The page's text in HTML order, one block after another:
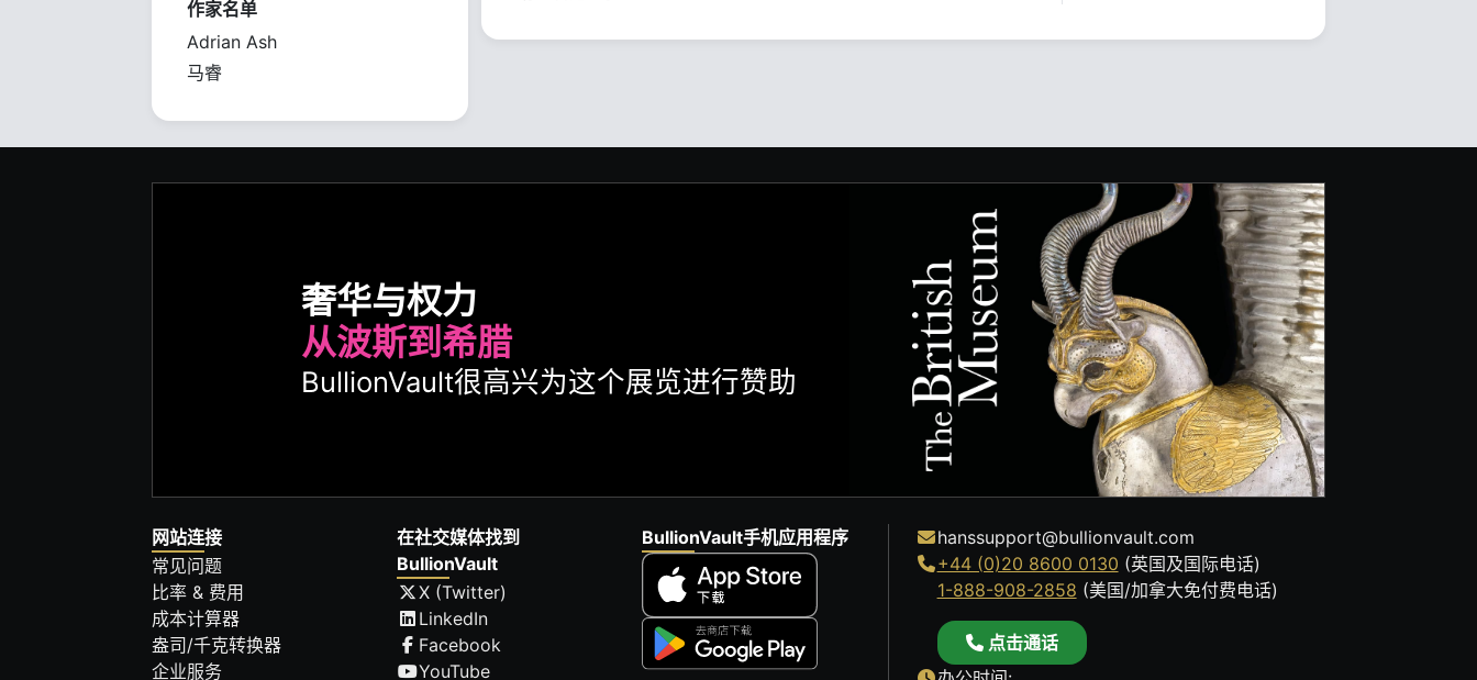
作家名单
Adrian Ash
马睿
奢华与权力
从波斯到希腊
BullionVault很高兴为这个展览进行赞助
网站连接
常见问题
比率 & 费用
成本计算器
盎司/千克转换器
企业服务
在社交媒体找到
BullionVault
X (Twitter)
LinkedIn
Facebook
YouTube
BullionVault手机应用程序
hanssupport@bullionvault.com
+44 (0)20 8600 0130 (英国及国际电话)
1-888-908-2858 (美国/加拿大免付费电话)
点击通话